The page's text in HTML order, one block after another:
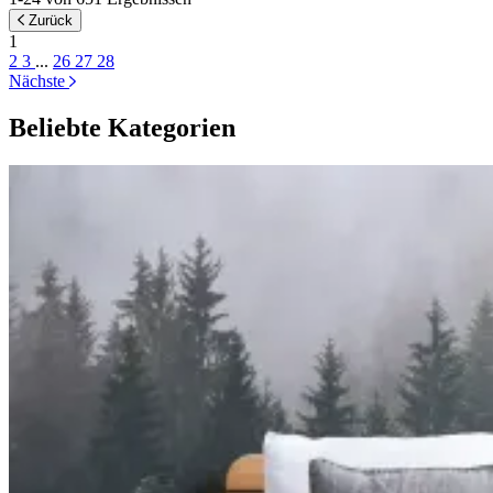
Zurück
1
2 3 ... 26 27 28
Nächste
Beliebte Kategorien